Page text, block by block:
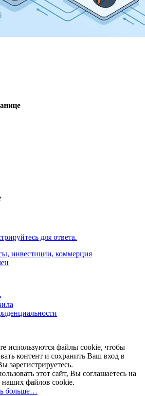
для ответа.
инвестиции, коммерция
используются файлы cookie, чтобы
контент и сохранить Ваш вход в
зарегистрируетесь.
этот сайт, Вы соглашаетесь на
наших файлов cookie.
больше…